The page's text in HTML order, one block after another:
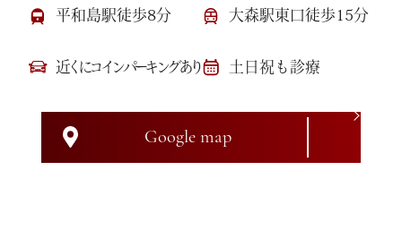
平和島駅徒歩8分 大森駅東口徒歩15分
近くにコインパーキングあり 土日祝も診療
Google map